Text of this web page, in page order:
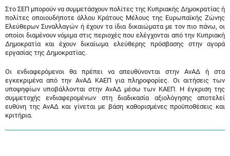
Στο ΣΕΠ μπορούν να συμμετάσχουν πολίτες της Κυπριακής Δημοκρατίας ή
πολίτες οποιουδήποτε άλλου Κράτους Μέλους της Ευρωπαϊκής Ζώνης
Ελεύθερων Συναλλαγών ή έχουν τα ίδια δικαιώματα με τον πιο πάνω, οι
οποίοι διαμένουν νόμιμα στις περιοχές που ελέγχονται από την Κυπριακή
Δημοκρατία και έχουν δικαίωμα ελεύθερης πρόσβασης στην αγορά
εργασίας της Δημοκρατίας.
Οι ενδιαφερόμενοι θα πρέπει να απευθύνονται στην ΑνΑΔ ή στα
εγκεκριμένα από την ΑνΑΔ ΚΑΕΠ για πληροφορίες. Οι αιτήσεις των
υποψηφίων υποβάλλονται στην ΑνΑΔ μέσω των ΚΑΕΠ. Η έγκριση της
συμμετοχής ενδιαφερομένων στη διαδικασία αξιολόγησης αποτελεί
ευθύνη της ΑνΑΔ και γίνεται με βάση καθορισμένες προϋποθέσεις και
κριτήρια.